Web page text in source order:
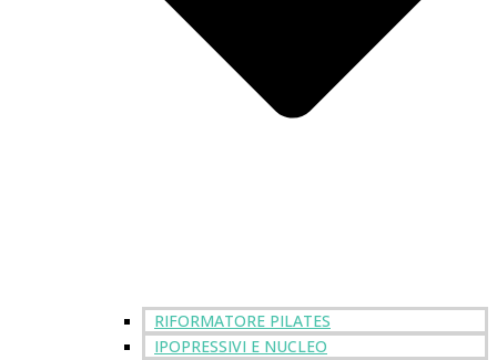
RIFORMATORE PILATES
IPOPRESSIVI E NUCLEO